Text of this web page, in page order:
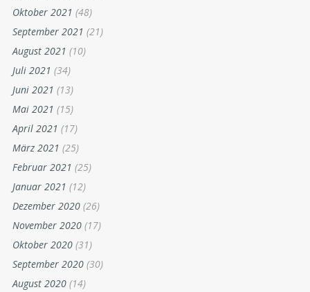
Oktober 2021 (48)
September 2021 (21)
August 2021 (10)
Juli 2021 (34)
Juni 2021 (13)
Mai 2021 (15)
April 2021 (17)
März 2021 (25)
Februar 2021 (25)
Januar 2021 (12)
Dezember 2020 (26)
November 2020 (17)
Oktober 2020 (31)
September 2020 (30)
August 2020 (14)